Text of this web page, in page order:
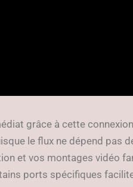
grâce à cette
le flux ne dépend pas
et vos montages vidéo
ports spécifiques